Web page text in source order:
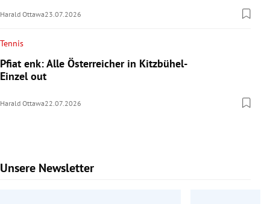
Harald Ottawa23.07.2026
Tennis
Pfiat enk: Alle Österreicher in Kitzbühel-
Einzel out
Harald Ottawa22.07.2026
Unsere Newsletter
Slide 1 von 9